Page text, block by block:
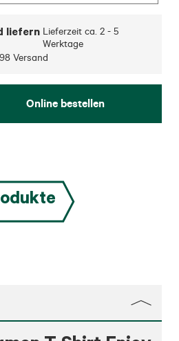
liefern Lieferzeit ca. 2 - 5
Werktage
Versand
Online bestellen